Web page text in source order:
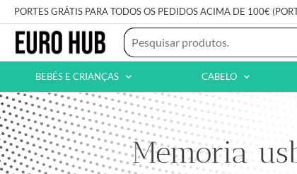
PORTES GRÁTIS PARA TODOS OS PEDIDOS ACIMA DE 100€
BEBÉS E CRIANÇAS CABELO
Memoria